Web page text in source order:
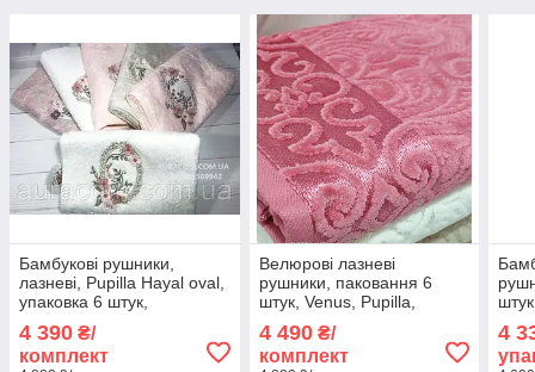
Бамбукові рушники,
лазневі, Pupilla Hayal oval,
упаковка 6 штук,
Туреччина
4 390 ₴/
комплект
Велюрові лазневі
рушники, паковання 6
штук, Venus, Pupilla,
Туреччина
4 490₴/
комплект
4